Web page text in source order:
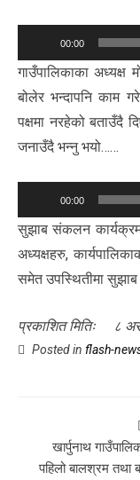
Player
00:00
गाउँपालिकाका
बोलेर भन्दापनि काम
पक्षमा नरहेको बताउँदै
जनाउँदै भन्नु भयो……
Player
00:00
सुझाब संकलन
अध्यक्षहरु,
समेत उपस्थितीमा
प्रकाशित मितिः ८
Posted in flash-
खार्पुनाथ
पहिलो बालश्रम तथा